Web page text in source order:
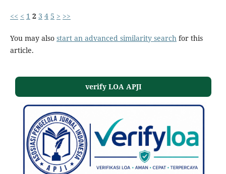
<< < 1 2 3 4 5 > >>
You may also start an advanced similarity searchfor this
article.
verify LOA APJI